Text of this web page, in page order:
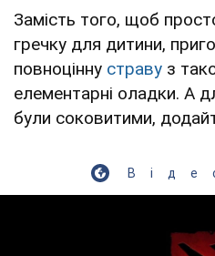
Замість того, щоб
гречку для дитини,
повноцінну страву з
елементарні оладки. А
були соковитими,